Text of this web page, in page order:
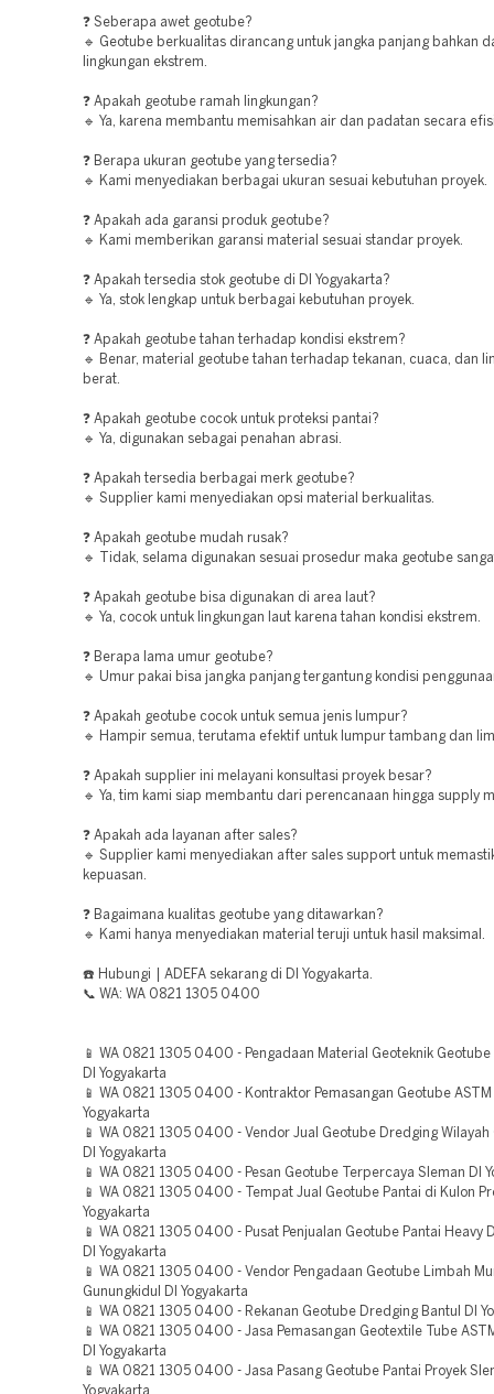
❓ Seberapa awet geotube?
🔹 Geotube berkualitas dirancang untuk jangka panjang bahkan
lingkungan ekstrem.
❓ Apakah geotube ramah lingkungan?
🔹 Ya, karena membantu memisahkan air dan padatan secara
❓ Berapa ukuran geotube yang tersedia?
🔹 Kami menyediakan berbagai ukuran sesuai kebutuhan proyek.
❓ Apakah ada garansi produk geotube?
🔹 Kami memberikan garansi material sesuai standar proyek.
❓ Apakah tersedia stok geotube di DI Yogyakarta?
🔹 Ya, stok lengkap untuk berbagai kebutuhan proyek.
❓ Apakah geotube tahan terhadap kondisi ekstrem?
🔹 Benar, material geotube tahan terhadap tekanan, cuaca, dan
berat.
❓ Apakah geotube cocok untuk proteksi pantai?
🔹 Ya, digunakan sebagai penahan abrasi.
❓ Apakah tersedia berbagai merk geotube?
🔹 Supplier kami menyediakan opsi material berkualitas.
❓ Apakah geotube mudah rusak?
🔹 Tidak, selama digunakan sesuai prosedur maka geotube
❓ Apakah geotube bisa digunakan di area laut?
🔹 Ya, cocok untuk lingkungan laut karena tahan kondisi ekstrem.
❓ Berapa lama umur geotube?
🔹 Umur pakai bisa jangka panjang tergantung kondisi
❓ Apakah geotube cocok untuk semua jenis lumpur?
🔹 Hampir semua, terutama efektif untuk lumpur tambang dan
❓ Apakah supplier ini melayani konsultasi proyek besar?
🔹 Ya, tim kami siap membantu dari perencanaan hingga supply
❓ Apakah ada layanan after sales?
🔹 Supplier kami menyediakan after sales support untuk
kepuasan.
❓ Bagaimana kualitas geotube yang ditawarkan?
🔹 Kami hanya menyediakan material teruji untuk hasil maksimal.
☎️ Hubungi | ADEFA sekarang di DI Yogyakarta.
📞 WA: WA 0821 1305 0400
📱 WA 0821 1305 0400 - Pengadaan Material Geoteknik Geotube
DI Yogyakarta
📱 WA 0821 1305 0400 - Kontraktor Pemasangan Geotube ASTM
Yogyakarta
📱 WA 0821 1305 0400 - Vendor Jual Geotube Dredging Wilayah
DI Yogyakarta
📱 WA 0821 1305 0400 - Pesan Geotube Terpercaya Sleman DI
📱 WA 0821 1305 0400 - Tempat Jual Geotube Pantai di Kulon
Yogyakarta
📱 WA 0821 1305 0400 - Pusat Penjualan Geotube Pantai Heavy
DI Yogyakarta
📱 WA 0821 1305 0400 - Vendor Pengadaan Geotube Limbah
Gunungkidul DI Yogyakarta
📱 WA 0821 1305 0400 - Rekanan Geotube Dredging Bantul DI
📱 WA 0821 1305 0400 - Jasa Pemasangan Geotextile Tube
DI Yogyakarta
📱 WA 0821 1305 0400 - Jasa Pasang Geotube Pantai Proyek
Yogyakarta